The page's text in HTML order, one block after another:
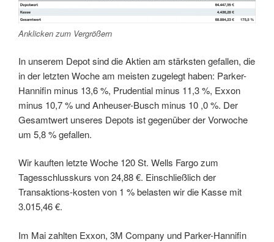
Anklicken zum Vergrößern
In unserem Depot sind die Aktien am stärksten gefallen, die
in der letzten Woche am meisten zugelegt haben: Parker-
Hannifin minus 13,6 %, Prudential minus 11,3 %, Exxon
minus 10,7 % und Anheuser-Busch minus 10 ,0 %. Der
Gesamtwert unseres Depots ist gegenüber der Vorwoche
um 5,8 % gefallen.
Wir kauften letzte Woche 120 St. Wells Fargo zum
Tagesschlusskurs von 24,88 €. Einschließlich der
Transaktions-kosten von 1 % belasten wir die Kasse mit
3.015,46 €.
Im Mai zahlten Exxon, 3M Company und Parker-Hannifin